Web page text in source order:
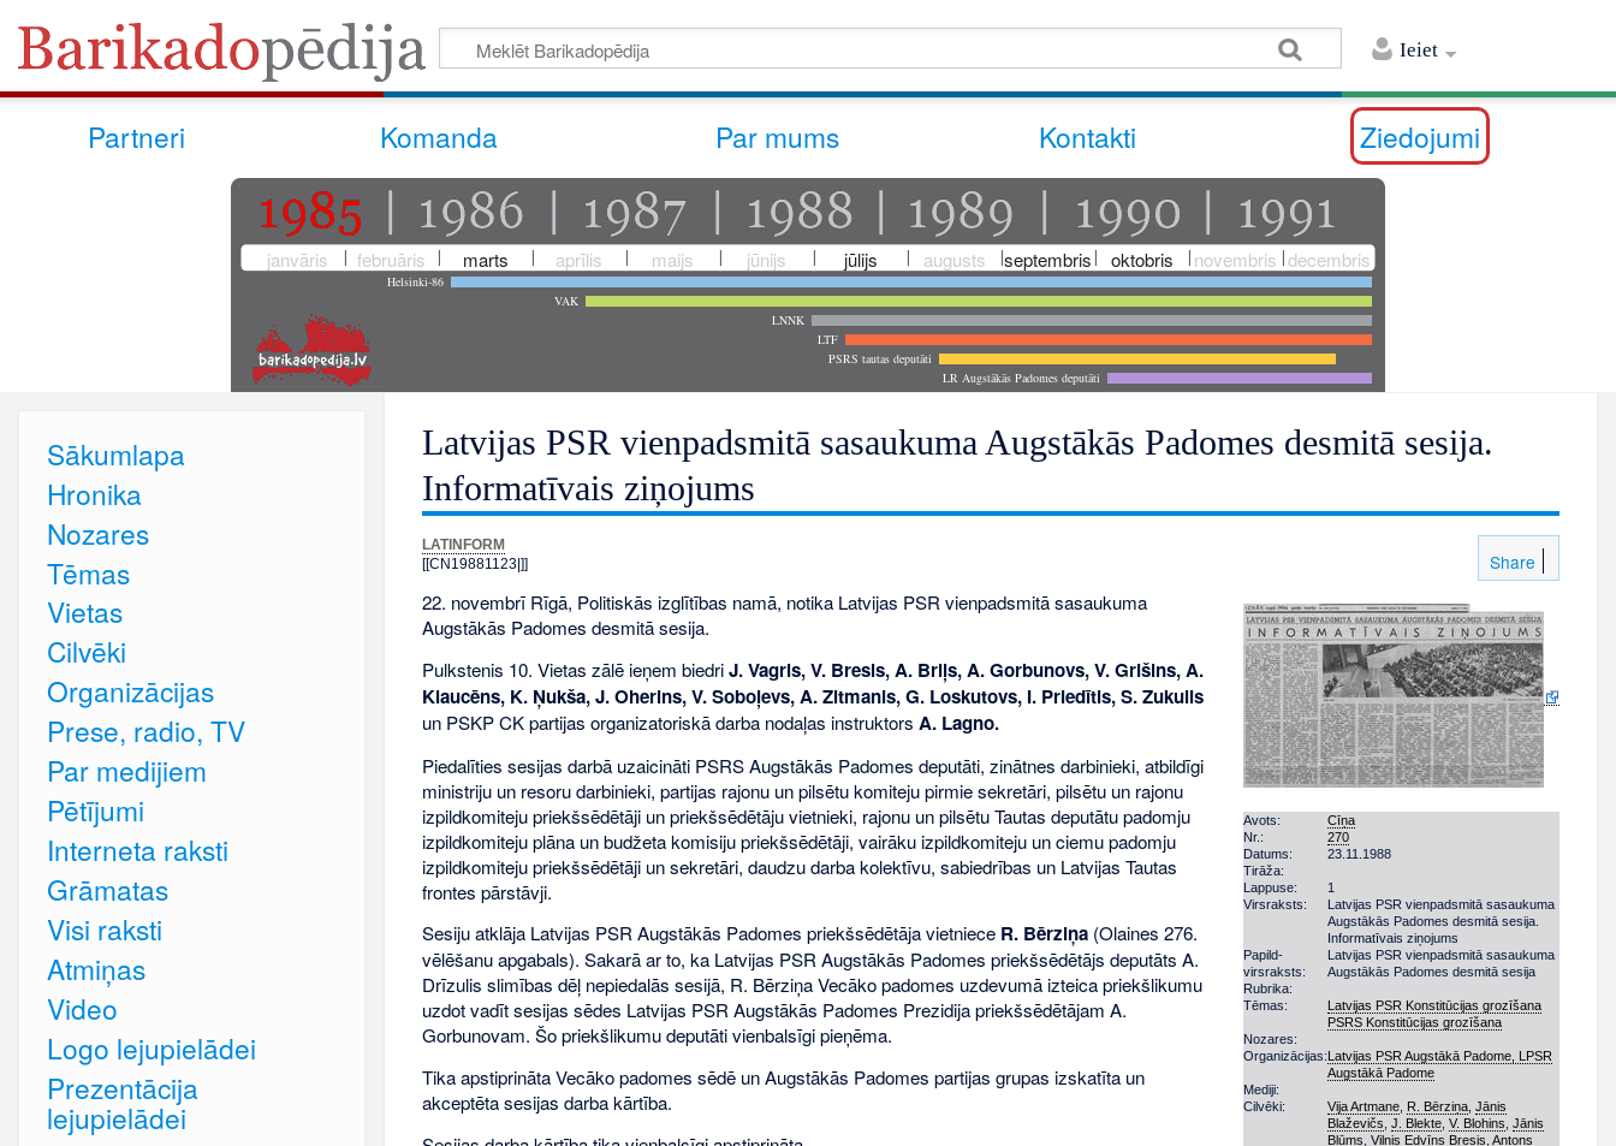
Ieiet
Partneri Komanda Par mums Kontakti Ziedojumi
janvāris februāris marts aprīlis maijs jūnijs jūlijs augusts septembris oktobris novembris decembris
Helsinki-86
VAK
LNNK
LTF
PSRS tautas deputāti
LR Augstākās Padomes deputāti
Latvijas PSR vienpadsmitā sasaukuma Augstākās Padomes desmitā sesija.
Informatīvais ziņojums
Share
LATINFORM
[[CN19881123|]]
Avots:
Cīņa
Nr.:
270
Datums:
23.11.1988
Tirāža:
Lappuse:
1
Virsraksts:
Latvijas PSR vienpadsmitā sasaukuma
Augstākās Padomes desmitā sesija.
Informatīvais ziņojums
Papild­
virsraksts:
Latvijas PSR vienpadsmitā sasaukuma
Augstākās Padomes desmitā sesija
Rubrika:
Tēmas:
Latvijas PSR Konstitūcijas grozīšana
PSRS Konstitūcijas grozīšana
Nozares:
Organizācijas:Latvijas PSR Augstākā Padome, LPSR
Augstākā Padome
Mediji:
Cilvēki:
Vija Artmane R. Bērziņa ,Jānis
Blaževičs ,J. Blekte ,V. Blohins ,Jānis
Blūms ,Vilnis Edvīns Bresis ,Antons
22. novembrī Rīgā, Politiskās izglītības namā, notika Latvijas PSR vienpadsmitā sasaukuma
Augstākās Padomes desmitā sesija.
Pulkstenis 10. Vietas zālē ieņem biedriJ. Vagris, V. Bresis, A. Briļs, A. Gorbunovs, V. Grišins, A.
Klaucēns, K. Ņukša, J. Oherins, V. Soboļevs, A. Zitmanis, G. Loskutovs, I. Priedītis, S. Zukulis
un PSKP CK partijas organizatoriskā darba nodaļas instruktors A. Lagno.
Piedalīties sesijas darbā uzaicināti PSRS Augstākās Padomes deputāti, zinātnes darbinieki, atbildīgi
ministriju un resoru darbinieki, partijas rajonu un pilsētu komiteju pirmie sekretāri, pilsētu un rajonu
izpildkomiteju priekšsēdētāji un priekšsēdētāju vietnieki, rajonu un pilsētu Tautas deputātu padomju
izpildkomiteju plāna un budžeta komisiju priekšsēdētāji, vairāku izpildkomiteju un ciemu padomju
izpildkomiteju priekšsēdētāji un sekretāri, daudzu darba kolektīvu, sabiedrības un Latvijas Tautas
frontes pārstāvji.
Sesiju atklāja Latvijas PSR Augstākās Padomes priekšsēdētāja vietniece R. Bērziņa(Olaines 276.
vēlēšanu apgabals). Sakarā ar to, ka Latvijas PSR Augstākās Padomes priekšsēdētājs deputāts A.
Drīzulis slimības dēļ nepiedalās sesijā, R. Bērziņa Vecāko padomes uzdevumā izteica priekšlikumu
uzdot vadīt sesijas sēdes Latvijas PSR Augstākās Padomes Prezidija priekšsēdētājam A.
Gorbunovam. Šo priekšlikumu deputāti vienbalsīgi pieņēma.
Tika apstiprināta Vecāko padomes sēdē un Augstākās Padomes partijas grupas izskatīta un
akceptēta sesijas darba kārtība.
Sākumlapa
Hronika
Nozares
Tēmas
Vietas
Cilvēki
Organizācijas
Prese, radio, TV
Par medijiem
Pētījumi
Interneta raksti
Grāmatas
Visi raksti
Atmiņas
Video
Logo lejupielādei
Prezentācija
lejupielādei